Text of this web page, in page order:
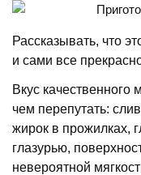
Рассказывать, что
и сами все
Вкус
чем перепутать:
жирок в прожилках,
глазурью,
невероятной